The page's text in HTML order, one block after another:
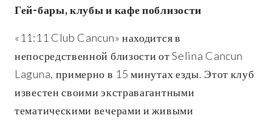
Гей-бары, клубы и кафе поблизости
«11:11 Club Cancun» находится в
непосредственной близости от Selina Cancun
Laguna, примерно в 15 минутах езды. Этот клуб
известен своими экстравагантными
тематическими вечерами и живыми